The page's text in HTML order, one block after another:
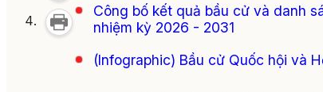
Công bố kết quả bầu cử và danh
nhiệm kỳ 2026 - 2031
(Infographic) Bầu cử Quốc hội và